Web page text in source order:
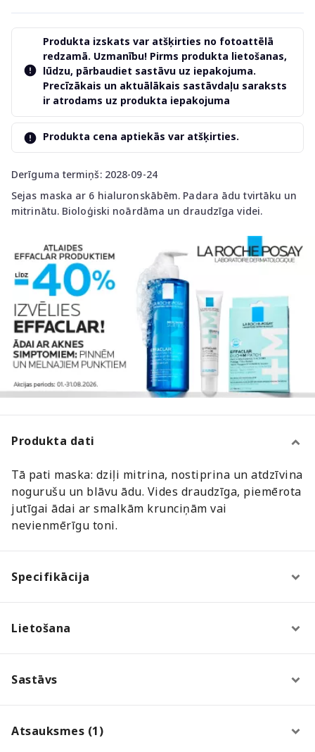
Derīguma termiņš: 2028-09-24
Sejas maska ar 6 hialuronskābēm. Padara ādu tvirtāku un
mitrinātu. Bioloģiski noārdāma un draudzīga videi.
Produkta izskats var atšķirties no fotoattēlā
redzamā. Uzmanību! Pirms produkta lietošanas,
lūdzu, pārbaudiet sastāvu uz iepakojuma.
Precīzākais un aktuālākais sastāvdaļu saraksts
ir atrodams uz produkta iepakojuma
Produkta cena aptiekās var atšķirties.
Produkta dati
Tā pati maska: dziļi mitrina, nostiprina un atdzīvina
nogurušu un blāvu ādu. Vides draudzīga, piemērota
jutīgai ādai ar smalkām krunciņām vai
nevienmērīgu toni.
Specifikācija
Lietošana
Sastāvs
Atsauksmes (1)